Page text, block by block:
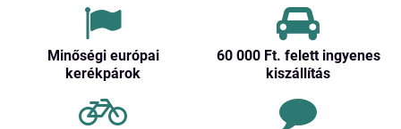
Minőségi európai
kerékpárok
60 000 Ft​. felett ingyenes
kiszállítás